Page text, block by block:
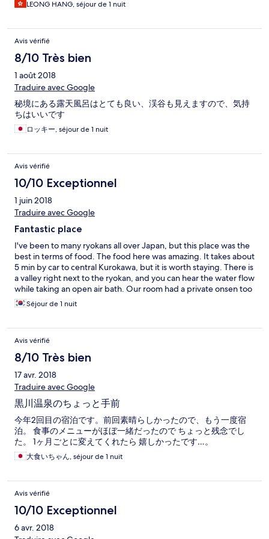
LEONG HANG, séjour de 1 nuit
Avis vérifié
8/10 Très bien
1 août 2018
Traduire avec Google
秘境にある露天風呂はとても良い、渓谷も見えますので、気持
ちはいいです
ロッキー, séjour de 1 nuit
Avis vérifié
10/10 Exceptionnel
1 juin 2018
Traduire avec Google
Fantastic place
I've been to many ryokans all over Japan, but this place was the
best in terms of food. The food here was amazing. It takes about
5 min by car to central Kurokawa, but it is worth staying. There is
a valley right next to the ryokan, and you can hear the water flow
while taking an open air bath. Our room had a private onsen too
which my boy enjoyed.
Séjour de 1 nuit
Avis vérifié
8/10 Très bien
17 avr. 2018
Traduire avec Google
黒川温泉のちょっと手前
今年2回目の宿泊です。前回素晴らしかったので、もう一度宿
泊。 食事のメニューがほぼ一緒だったので ちょっと残念でし
た。 1ヶ月ごとに変えてくれたら 嬉しかったです…。
大食いちゃん, séjour de 1 nuit
Avis vérifié
10/10 Exceptionnel
6 avr. 2018